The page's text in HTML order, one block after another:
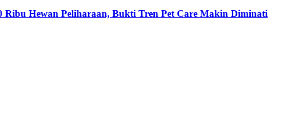
Hewan Peliharaan, Bukti Tren Pet Care Makin Diminati